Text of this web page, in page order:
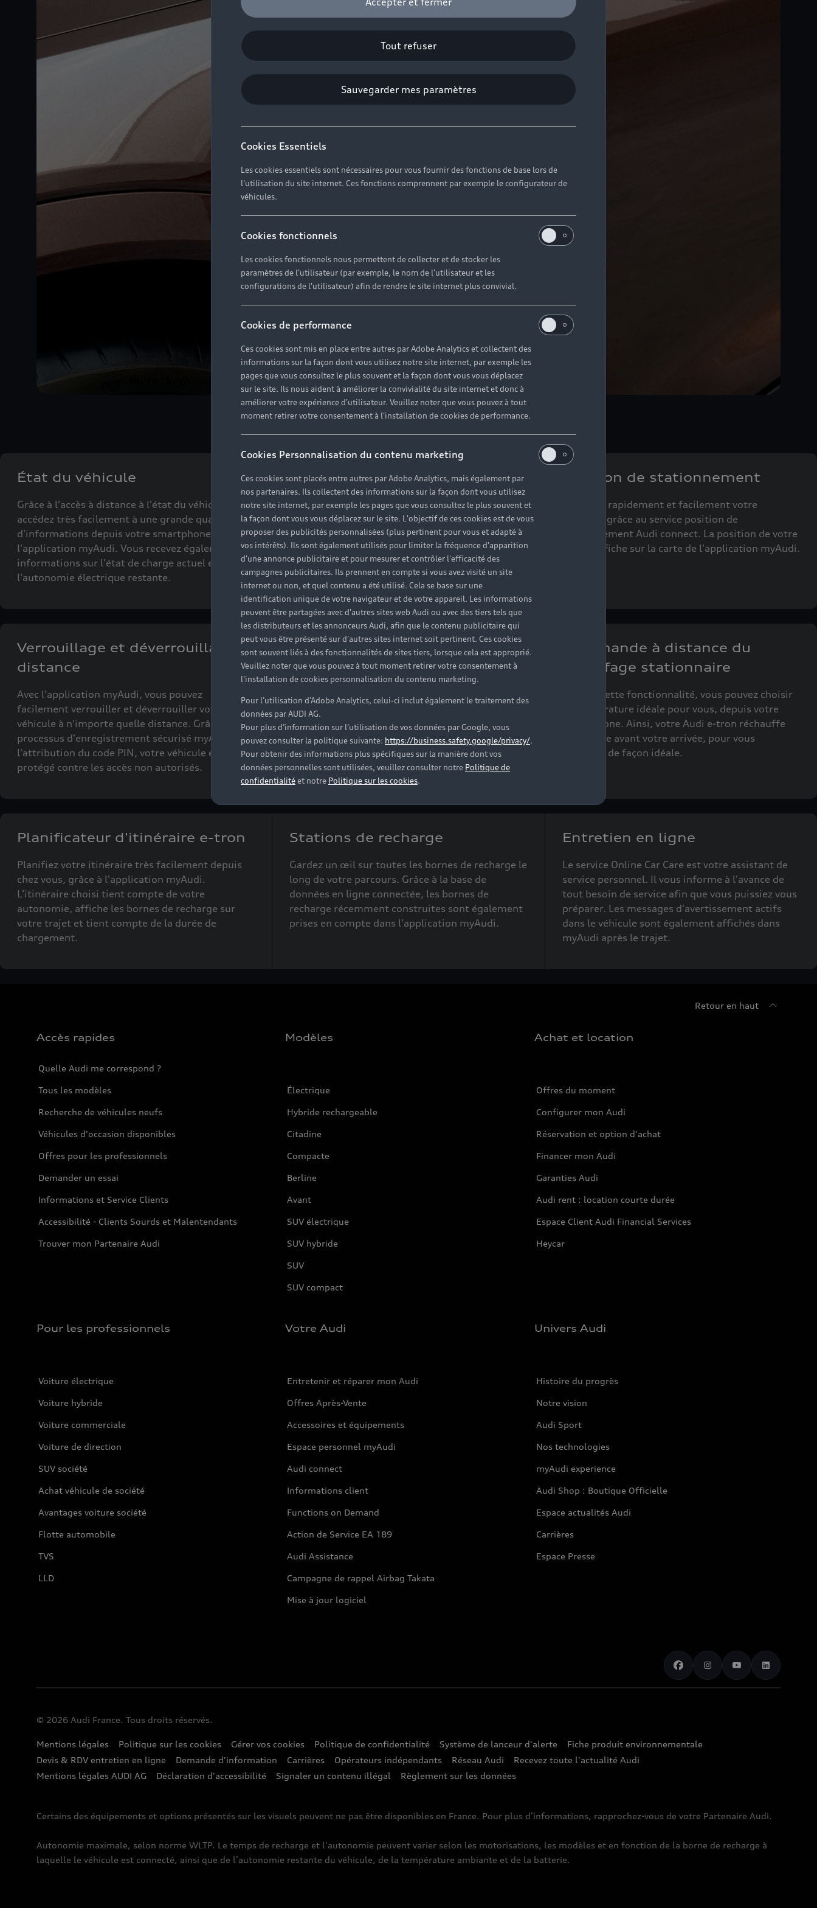
État du véhicule
Grâce à l’accès à distance à l'état du véhicule, vous
accédez très facilement à une grande quantité
d'informations depuis votre smartphone, avec
l'application myAudi. Vous recevez également des
informations sur l'état de charge actuel et
l'autonomie électrique restante.
Données de conduite
Avec le service Audi connect « Données de
conduite », vous pouvez retrouver les
informations concernant vos trajets effectués.
Vous pouvez, par exemple, afficher des données
telles que la consommation du moteur électrique
et la vitesse moyenne.
Position de stationnement
Localisez rapidement et facilement votre
véhicule, grâce au service position de
stationnement Audi connect. La position de votre
Audi s’affiche sur la carte de l'application myAudi.
Verrouillage et déverrouillage à
distance
Avec l'application myAudi, vous pouvez
facilement verrouiller et déverrouiller votre
véhicule à n'importe quelle distance. Grâce au
processus d'enregistrement sécurisé myAudi et à
l'attribution du code PIN, votre véhicule est
protégé contre les accès non autorisés.
Gestion de la recharge
L'application myAudi peut être utilisée pour
disponible et l'état de charge de votre Audi e-
tron. Le processus de charge peut également être
démarré facilement. Si nécessaire, une minuterie
de chargement peut être réglée.
Commande à distance du
chauffage stationnaire
Grâce à cette fonctionnalité, vous pouvez choisir
la température idéale pour vous, depuis votre
smartphone. Ainsi, votre Audi e-tron réchauffe
l'habitacle avant votre arrivée, pour vous
accueillir de façon idéale.
Planificateur d'itinéraire e-tron
Planifiez votre itinéraire très facilement depuis
chez vous, grâce à l'application myAudi.
L’itinéraire choisi tient compte de votre
autonomie, affiche les bornes de recharge sur
votre trajet et tient compte de la durée de
chargement.
Stations de recharge
Gardez un œil sur toutes les bornes de recharge le
long de votre parcours. Grâce à la base de
données en ligne connectée, les bornes de
recharge récemment construites sont également
prises en compte dans l'application myAudi.
Entretien en ligne
Le service Online Car Care est votre assistant de
service personnel. Il vous informe à l'avance de
tout besoin de service afin que vous puissiez vous
préparer. Les messages d'avertissement actifs
dans le véhicule sont également affichés dans
myAudi après le trajet.
Retour en haut
Accès rapides
Quelle Audi me correspond ?
Tous les modèles
Recherche de véhicules neufs
Véhicules d'occasion disponibles
Offres pour les professionnels
Demander un essai
Informations et Service Clients
Accessibilité - Clients Sourds et Malentendants
Trouver mon Partenaire Audi
Modèles
Électrique
Hybride rechargeable
Citadine
Compacte
Berline
Avant
SUV électrique
SUV hybride
SUV
SUV compact
Achat et location
Offres du moment
Configurer mon Audi
Réservation et option d'achat
Financer mon Audi
Garanties Audi
Audi rent : location courte durée
Espace Client Audi Financial Services
Heycar
Pour les professionnels
Voiture électrique
Voiture hybride
Voiture commerciale
Voiture de direction
SUV société
Achat véhicule de société
Avantages voiture société
Flotte automobile
TVS
LLD
Votre Audi
Entretenir et réparer mon Audi
Offres Après-Vente
Accessoires et équipements
Espace personnel myAudi
Audi connect
Informations client
Functions on Demand
Action de Service EA 189
Audi Assistance
Campagne de rappel Airbag Takata
Mise à jour logiciel
Univers Audi
Histoire du progrès
Notre vision
Audi Sport
Nos technologies
myAudi experience
Audi Shop : Boutique Officielle
Espace actualités Audi
Carrières
Espace Presse
© 2026 Audi France. Tous droits réservés.
Mentions légales Politique sur les cookies Gérer vos cookies Politique de confidentialité Système de lanceur d'alerte
Fiche produit environnementale
Devis & RDV entretien en ligne
Demande d'information Carrières Opérateurs indépendants Réseau Audi
Recevez toute l'actualité Audi
Mentions légales AUDI AG
Déclaration d'accessibilité Signaler un contenu illégal Règlement sur les données
Certains des équipements et options présentés sur les visuels peuvent ne pas être disponibles en France. Pour plus d’informations, rapprochez-vous de votre Partenaire Audi.
Autonomie maximale, selon norme WLTP. Le temps de recharge et l'autonomie peuvent varier selon les motorisations, les modèles et en fonction de la borne de recharge à
laquelle le véhicule est connecté, ainsi que de l’autonomie restante du véhicule, de la température ambiante et de la batterie.
Tout refuser
Sauvegarder mes paramètres
Cookies Essentiels
Les cookies essentiels sont nécessaires pour vous fournir des fonctions de base lors de
l'utilisation du site internet. Ces fonctions comprennent par exemple le configurateur de
véhicules.
Cookies fonctionnels
Les cookies fonctionnels nous permettent de collecter et de stocker les
paramètres de l'utilisateur (par exemple, le nom de l'utilisateur et les
configurations de l'utilisateur) afin de rendre le site internet plus convivial.
Cookies de performance
Ces cookies sont mis en place entre autres par Adobe Analytics et collectent des
informations sur la façon dont vous utilisez notre site internet, par exemple les
pages que vous consultez le plus souvent et la façon dont vous vous déplacez
sur le site. Ils nous aident à améliorer la convivialité du site internet et donc à
améliorer votre expérience d'utilisateur. Veuillez noter que vous pouvez à tout
moment retirer votre consentement à l'installation de cookies de performance.
Cookies Personnalisation du contenu marketing
Ces cookies sont placés entre autres par Adobe Analytics, mais également par
nos partenaires. Ils collectent des informations sur la façon dont vous utilisez
notre site internet, par exemple les pages que vous consultez le plus souvent et
la façon dont vous vous déplacez sur le site. L'objectif de ces cookies est de vous
proposer des publicités personnalisées (plus pertinent pour vous et adapté à
vos intérêts). Ils sont également utilisés pour limiter la fréquence d'apparition
d'une annonce publicitaire et pour mesurer et contrôler l'efficacité des
campagnes publicitaires. Ils prennent en compte si vous avez visité un site
internet ou non, et quel contenu a été utilisé. Cela se base sur une
identification unique de votre navigateur et de votre appareil. Les informations
peuvent être partagées avec d'autres sites web Audi ou avec des tiers tels que
les distributeurs et les annonceurs Audi, afin que le contenu publicitaire qui
peut vous être présenté sur d'autres sites internet soit pertinent. Ces cookies
sont souvent liés à des fonctionnalités de sites tiers, lorsque cela est approprié.
Veuillez noter que vous pouvez à tout moment retirer votre consentement à
l'installation de cookies personnalisation du contenu marketing.
Pour l’utilisation d’Adobe Analytics, celui-ci inclut également le traitement des
données par AUDI AG.
Pour plus d’information sur l’utilisation de vos données par Google, vous
pouvez consulter la politique suivante: https://business.safety.google/privacy/.
Pour obtenir des informations plus spécifiques sur la manière dont vos
données personnelles sont utilisées, veuillez consulter notre Politique de
confidentialitéet notre Politique sur les cookies.